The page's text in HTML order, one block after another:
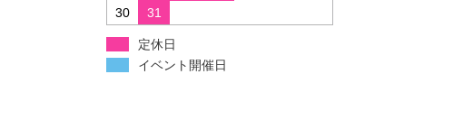
30
31
定休日
イベント開催日